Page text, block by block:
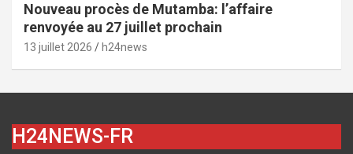
Nouveau procès de Mutamba: l’affaire
renvoyée au 27 juillet prochain
13 juillet 2026 h24news
H24NEWS-FR